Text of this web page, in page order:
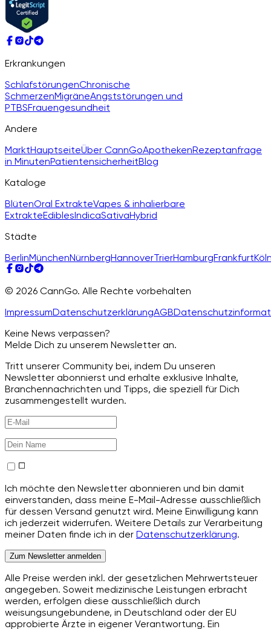
Erkrankungen
SchlafstörungenChronische
SchmerzenMigräneAngststörungen und
PTBSFrauengesundheit
Andere
MarktHauptseiteÜber CannGoApothekenRezeptanfrage
in MinutenPatientensicherheitBlog
Kataloge
BlütenOral ExtrakteVapes & inhalierbare
ExtrakteEdiblesIndicaSativaHybrid
Städte
BerlinMünchenNürnbergHannoverTrierHamburgFrankfurt
© 2026 CannGo. Alle Rechte vorbehalten
ImpressumDatenschutzerklärungAGB
Keine News verpassen?
Melde Dich zu unserem Newsletter an.
Tritt unserer Community bei, indem Du unseren
Newsletter abonnierst und erhalte exklusive Inhalte,
Branchennachrichten und Tipps, die speziell für Dich
zusammengestellt wurden.
Ich möchte den Newsletter abonnieren und bin damit
einverstanden, dass meine E-Mail-Adresse ausschließlich
für dessen Versand genutzt wird. Meine Einwilligung kann
ich jederzeit widerrufen. Weitere Details zur Verarbeitung
meiner Daten finde ich in der Datenschutzerklärung.
Zum Newsletter anmelden
Alle Preise werden inkl. der gesetzlichen Mehrwertsteuer
angegeben. Soweit medizinische Leistungen erbracht
werden, erfolgen diese ausschließlich durch
weisungsungebundene, in Deutschland oder der EU
approbierte Ärzte in eigener Verantwortung. Ein